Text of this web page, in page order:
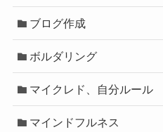
ブログ作成
ボルダリング
マイクレド、自分ルール
マインドフルネス